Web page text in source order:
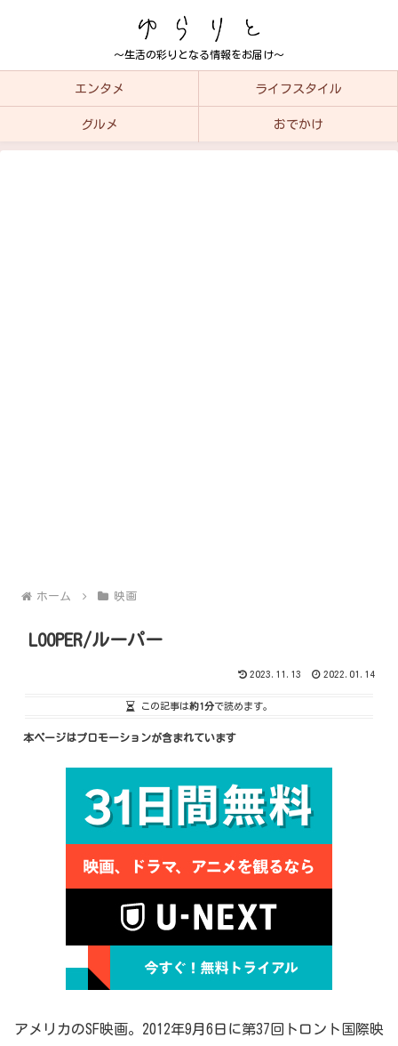
～生活の彩りとなる情報をお届け～
エンタメ ライフスタイル
グルメ おでかけ
ホーム 映画
LOOPER/ルーパー
2023.11.13 2022.01.14
この記事は約1分で読めます。
本ページはプロモーションが含まれています
アメリカのSF映画。2012年9月6日に第37回トロント国際映